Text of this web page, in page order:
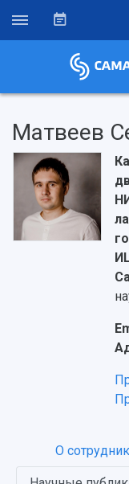
Матвеев
О